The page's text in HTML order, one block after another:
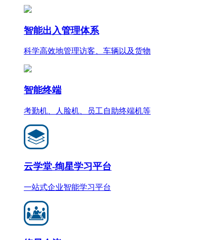
智能出入管理体系
科学高效地管理访客、车辆以及货物
智能终端
考勤机、人脸机、员工自助终端机等
云学堂-绚星学习平台
一站式企业智能学习平台